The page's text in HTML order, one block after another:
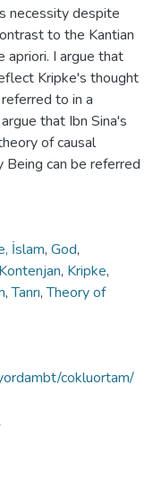
necessity despite
to the Kantian
apriori. I argue that
Kripke's thought
to in a
that Ibn Sina's
of causal
can be referred
İslam, God,
Kontenjan, Kripke,
,Tanrı,Theory of
cokluortam/